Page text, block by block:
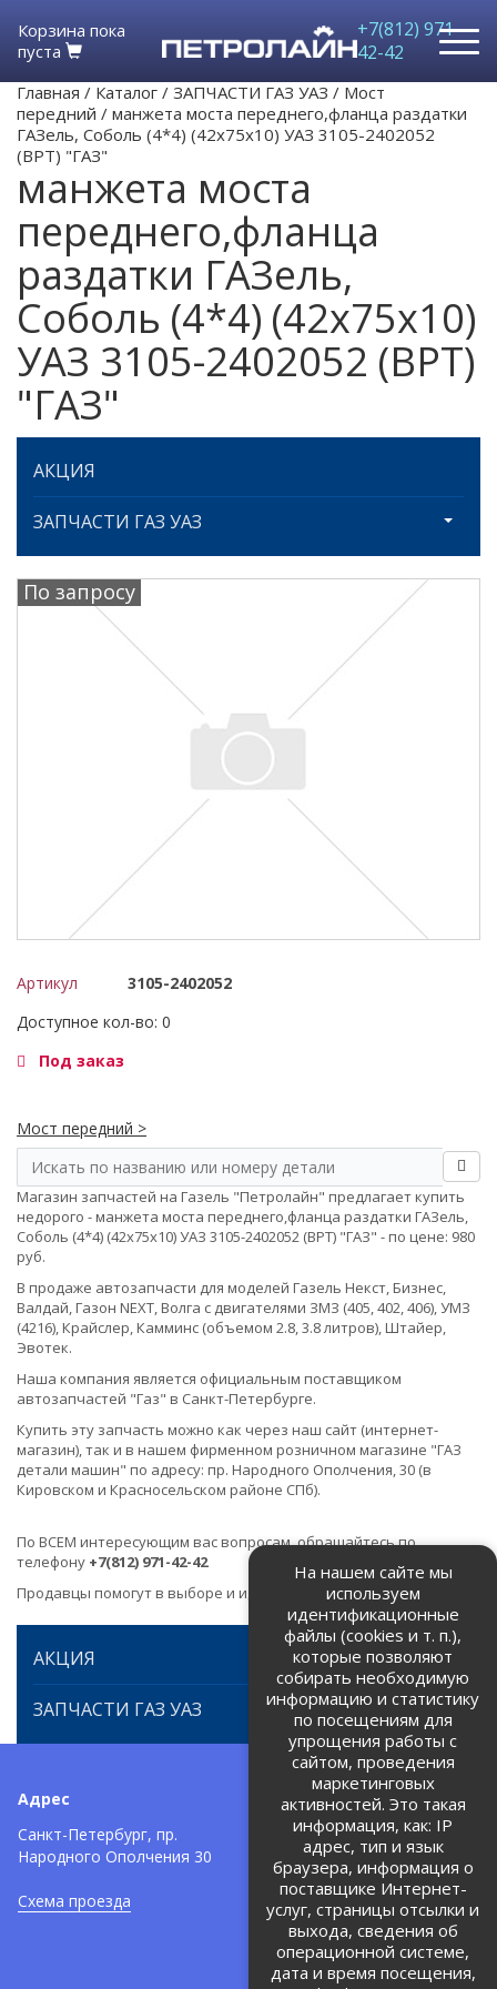
Корзина пока
пуста
+7(812) 971-
42-42
Главная / Каталог / ЗАПЧАСТИ ГАЗ УАЗ / Мост
передний / манжета моста переднего,фланца раздатки
ГАЗель, Соболь (4*4) (42х75х10) УАЗ 3105-2402052
(ВРТ) "ГАЗ"
манжета моста
переднего,фланца
раздатки ГАЗель,
Соболь (4*4) (42х75х10)
УАЗ 3105-2402052 (ВРТ)
"ГАЗ"
АКЦИЯ
ЗАПЧАСТИ ГАЗ УАЗ
По запросу
Артикул
3105-2402052
Доступное кол-во: 0
Под заказ
Мост передний >
Магазин запчастей на Газель "Петролайн" предлагает купить
недорого - манжета моста переднего,фланца раздатки ГАЗель,
Соболь (4*4) (42х75х10) УАЗ 3105-2402052 (ВРТ) "ГАЗ" - по цене: 980
руб.
В продаже автозапчасти для моделей Газель Некст, Бизнес,
Валдай, Газон NEXT, Волга с двигателями ЗМЗ (405, 402, 406), УМЗ
(4216), Крайслер, Камминс (объемом 2.8, 3.8 литров), Штайер,
Эвотек.
Наша компания является официальным поставщиком
автозапчастей "Газ" в Санкт-Петербурге.
Купить эту запчасть можно как через наш сайт (интернет-
магазин), так и в нашем фирменном розничном магазине "ГАЗ
детали машин" по адресу: пр. Народного Ополчения, 30 (в
Кировском и Красносельском районе СПб).
По ВСЕМ интересующим вас вопросам, обращайтесь по
телефону +7(812) 971-42-42
Продавцы помогут в выборе и идентификации товара.
АКЦИЯ
ЗАПЧАСТИ ГАЗ УАЗ
Адрес
Санкт-Петербург, пр.
Народного Ополчения 30
Схема проезда
Телефоны:
+7 (812) 971-42-42
Политика об обработке и
защите персональных данных
Соглашение на обработку
персональных данных
На нашем сайте мы
используем
идентификационные
файлы (cookies и т. п.),
которые позволяют
собирать необходимую
информацию и статистику
по посещениям для
упрощения работы с
сайтом, проведения
маркетинговых
активностей. Это такая
информация, как: IP
адрес, тип и язык
браузера, информация о
поставщике Интернет-
услуг, страницы отсылки и
выхода, сведения об
операционной системе,
дата и время посещения,